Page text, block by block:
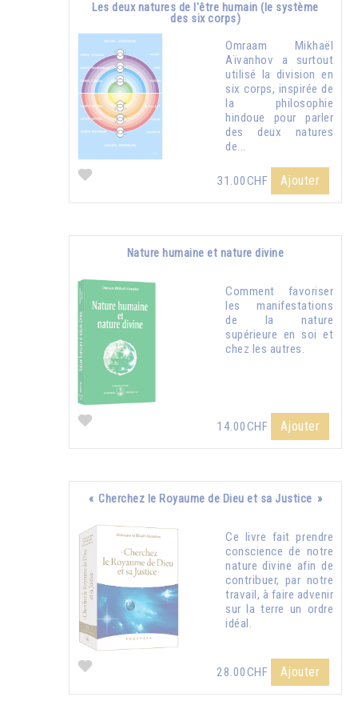
Les deux natures de l'être humain (le système
des six corps)
Omraam Mikhaël
Aïvanhov a surtout
utilisé la division en
six corps, inspirée de
la philosophie
hindoue pour parler
des deux natures
de...
31.00CHF Ajouter
Nature humaine et nature divine
Comment favoriser
les manifestations
de la nature
supérieure en soi et
chez les autres.
14.00CHF Ajouter
« Cherchez le Royaume de Dieu et sa Justice »
Ce livre fait prendre
conscience de notre
nature divine afin de
contribuer, par notre
travail, à faire advenir
sur la terre un ordre
idéal.
28.00CHF Ajouter